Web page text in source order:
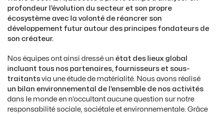
profondeur l’évolution du secteur et son propre
écosystème avec la volonté de réancrer son
développement futur autour des principes fondateurs de
son créateur.
Nos équipes ont ainsi dressé un état des lieux global
incluant tous nos partenaires, fournisseurs et sous-
traitants via une étude de matérialité. Nous avons réalisé
un bilan environnemental de l’ensemble de nos activités
dans le monde en n’occultant aucune question sur notre
responsabilité sociale, sociétale et environnementale. Grâce